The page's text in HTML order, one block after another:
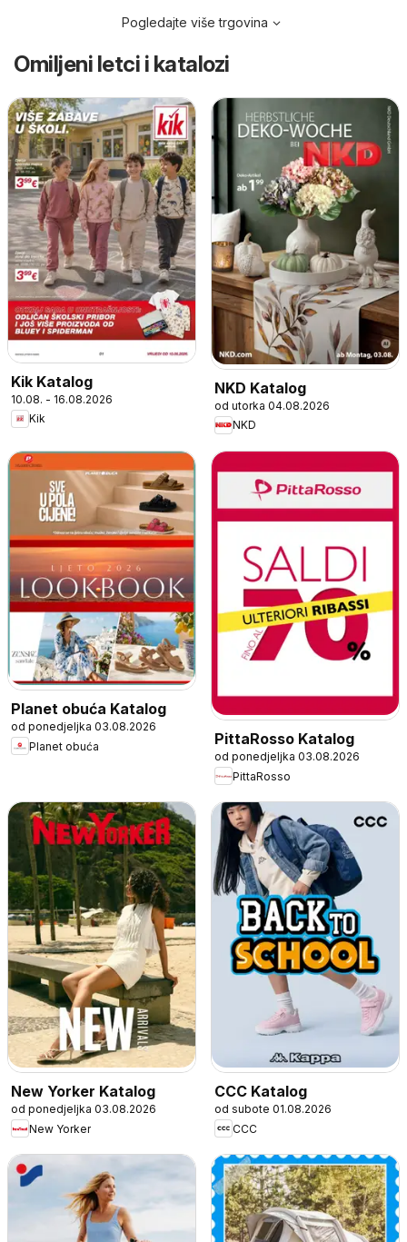
Pogledajte više trgovina
Omiljeni letci i katalozi
Kik Katalog
10.08. - 16.08.2026
Kik
NKD Katalog
od utorka 04.08.2026
NKD
Planet obuća Katalog
od ponedjeljka 03.08.2026
Planet obuća
PittaRosso Katalog
od ponedjeljka 03.08.2026
PittaRosso
New Yorker Katalog
od ponedjeljka 03.08.2026
New Yorker
CCC Katalog
od subote 01.08.2026
CCC